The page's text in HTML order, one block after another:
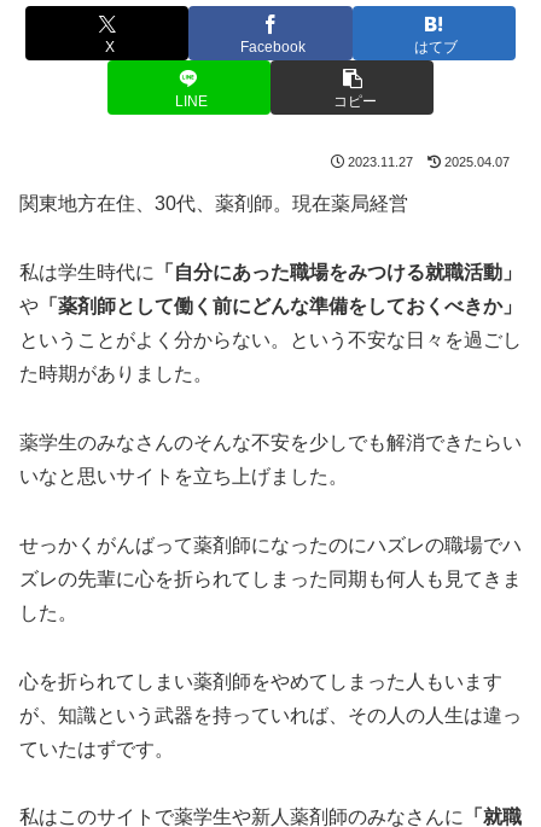
X Facebook はてブ
LINE コピー
2023.11.27 2025.04.07
関東地方在住、30代、薬剤師。現在薬局経営
私は学生時代に
「自分にあった職場をみつける就職活動」
や 「薬剤師として働く前にどんな準備をしておくべきか」
ということがよく分からない。という不安な日々を過ごし
た時期がありました。
薬学生のみなさんのそんな不安を少しでも解消できたらい
いなと思いサイトを立ち上げました。
せっかくがんばって薬剤師になったのにハズレの職場でハ
ズレの先輩に心を折られてしまった同期も何人も見てきま
した。
心を折られてしまい薬剤師をやめてしまった人もいます
が、知識という武器を持っていれば、その人の人生は違っ
ていたはずです。
私はこのサイトで薬学生や新人薬剤師のみなさんに
「就職